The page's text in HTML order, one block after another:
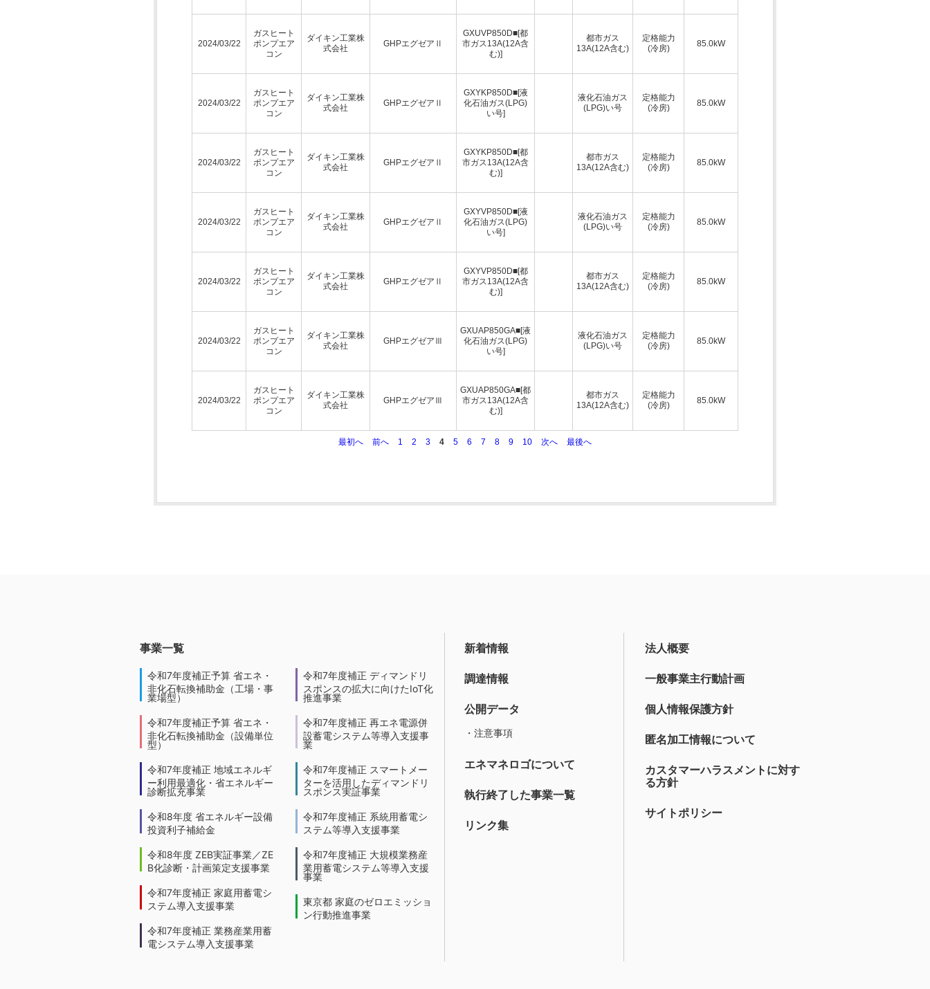
2024/03/22
ガスヒート
ポンプエア
コン
ダイキン工業株
式会社
GHPエグゼアⅡ
GXUVP850D■[都
市ガス13A(12A含
む)]
都市ガス
13A(12A含む)
定格能力
(冷房)
85.0kW
2024/03/22
ガスヒート
ポンプエア
コン
ダイキン工業株
式会社
GHPエグゼアⅡ
GXYKP850D■[液
化石油ガス(LPG)
い号]
液化石油ガス
(LPG)い号
定格能力
(冷房)
85.0kW
2024/03/22
ガスヒート
ポンプエア
コン
ダイキン工業株
式会社
GHPエグゼアⅡ
GXYKP850D■[都
市ガス13A(12A含
む)]
都市ガス
13A(12A含む)
定格能力
(冷房)
85.0kW
2024/03/22
ガスヒート
ポンプエア
コン
ダイキン工業株
式会社
GHPエグゼアⅡ
GXYVP850D■[液
化石油ガス(LPG)
い号]
液化石油ガス
(LPG)い号
定格能力
(冷房)
85.0kW
2024/03/22
ガスヒート
ポンプエア
コン
ダイキン工業株
式会社
GHPエグゼアⅡ
GXYVP850D■[都
市ガス13A(12A含
む)]
都市ガス
13A(12A含む)
定格能力
(冷房)
85.0kW
2024/03/22
ガスヒート
ポンプエア
コン
ダイキン工業株
式会社
GHPエグゼアⅢ
GXUAP850GA■[液
化石油ガス(LPG)
い号]
液化石油ガス
(LPG)い号
定格能力
(冷房)
85.0kW
2024/03/22
ガスヒート
ポンプエア
コン
ダイキン工業株
式会社
GHPエグゼアⅢ
GXUAP850GA■[都
市ガス13A(12A含
む)]
都市ガス
13A(12A含む)
定格能力
(冷房)
85.0kW
最初へ 前へ 1 2 3 4 5 6 7 8 9 10 次へ 最後へ
事業一覧
令和7年度補正予算 省エネ・
非化石転換補助金（工場・事
業場型）
令和7年度補正予算 省エネ・
非化石転換補助金（設備単位
型）
令和7年度補正 地域エネルギ
ー利用最適化・省エネルギー
診断拡充事業
令和8年度 省エネルギー設備
投資利子補給金
令和8年度 ZEB実証事業／ZE
B化診断・計画策定支援事業
令和7年度補正 家庭用蓄電シ
ステム導入支援事業
令和7年度補正 業務産業用蓄
電システム導入支援事業
令和7年度補正 ディマンドリ
スポンスの拡大に向けたIoT化
推進事業
令和7年度補正 再エネ電源併
設蓄電システム等導入支援事
業
令和7年度補正 スマートメー
ターを活用したディマンドリ
スポンス実証事業
令和7年度補正 系統用蓄電シ
ステム等導入支援事業
令和7年度補正 大規模業務産
業用蓄電システム等導入支援
事業
東京都 家庭のゼロエミッショ
ン行動推進事業
新着情報
調達情報
公開データ
・注意事項
エネマネロゴについて
執行終了した事業一覧
リンク集
法人概要
一般事業主行動計画
個人情報保護方針
匿名加工情報について
カスタマーハラスメントに対す
る方針
サイトポリシー